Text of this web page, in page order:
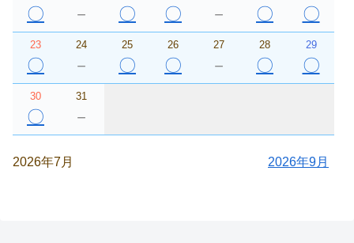
〇 － 〇 〇 － 〇 〇
23
〇
24
－
25
〇
26
〇
27
－
28
〇
29
〇
30
〇
31
－
2026年7月 2026年9月